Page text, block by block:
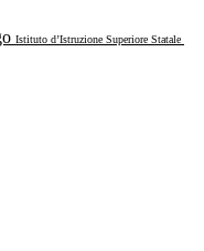
Istituto d’Istruzione Superiore Statale